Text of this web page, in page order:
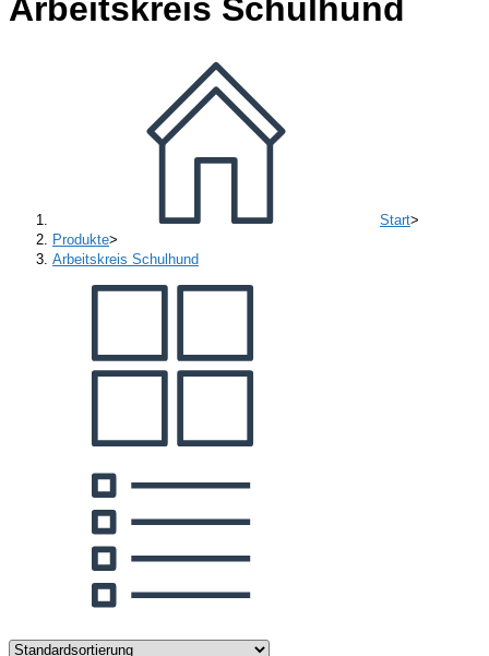
Arbeitskreis Schulhund
Start>
Produkte>
Arbeitskreis Schulhund